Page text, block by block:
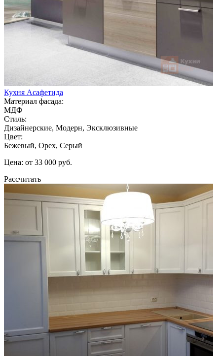
Кухня Асафетида
Материал фасада:
МДФ
Стиль:
Дизайнерские, Модерн, Эксклюзивные
Цвет:
Бежевый, Орех, Серый
Цена: от 33 000 руб.
Рассчитать